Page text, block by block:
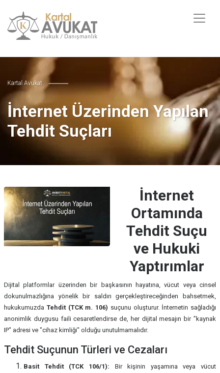
Kartal Avukat
İnternet Üzerinden Yapılan
Tehdit Suçları
İnternet
Ortamında
Tehdit Suçu
ve Hukuki
Yaptırımlar
Dijital platformlar üzerinden bir başkasının hayatına, vücut veya cinsel
dokunulmazlığına yönelik bir saldırı gerçekleştireceğinden bahsetmek,
hukukumuzda Tehdit (TCK m. 106) suçunu oluşturur. İnternetin sağladığı
anonimlik duygusu faili cesaretlendirse de, her dijital mesajın bir "kaynak
IP" adresi ve "cihaz kimliği" olduğu unutulmamalıdır.
Tehdit Suçunun Türleri ve Cezaları
Basit Tehdit (TCK 106/1): Bir kişinin yaşamına veya vücut